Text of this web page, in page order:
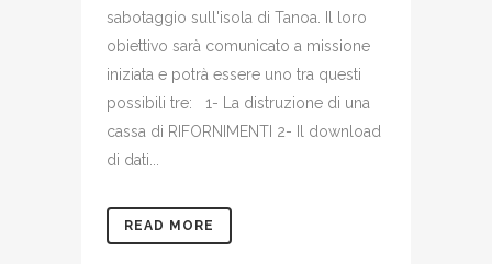
sabotaggio sull'isola di Tanoa. Il loro
obiettivo sarà comunicato a missione
iniziata e potrà essere uno tra questi
possibili tre: 1- La distruzione di una
cassa di RIFORNIMENTI 2- Il download
di dati...
READ MORE